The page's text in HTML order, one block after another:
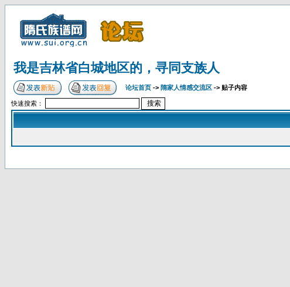
我是吉林省白城地区的，寻同支族人
论坛首页 -> 隋家人情感交流区 -> 贴子内容
快速搜索：